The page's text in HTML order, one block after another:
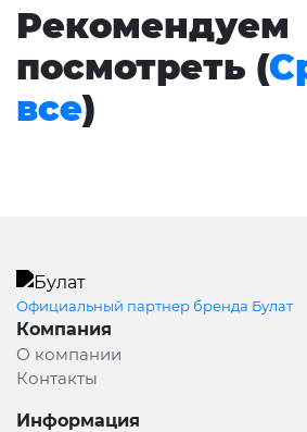
Рекомендуем
посмотреть (
все)
Официальный партнер бренда Булат
Компания
О компании
Контакты
Информация